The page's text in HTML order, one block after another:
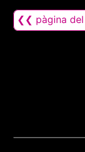
❮❮ pàgina